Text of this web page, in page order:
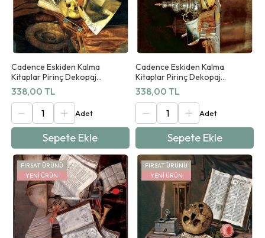
Cadence Eskiden Kalma
Kitaplar Pirinç Dekopaj
Koleksiyonu Ab 07 90x125cm
338,00 TL
Sepete Ekle
Cadence Eskiden Kalma
Kitaplar Pirinç Dekopaj
Koleksiyonu Ab 08 90x125cm
338,00 TL
Sepete Ekle
YENI ÜRÜN
FIRSAT ÜRÜNÜ
YENI ÜRÜN
FIRSAT ÜRÜNÜ